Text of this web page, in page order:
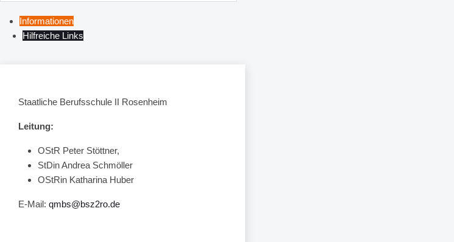
Informationen
Hilfreiche Links
Staatliche Berufsschule II Rosenheim
Leitung:
OStR Peter Stöttner,
StDin Andrea Schmöller
OStRin Katharina Huber
E-Mail: qmbs@bsz2ro.de